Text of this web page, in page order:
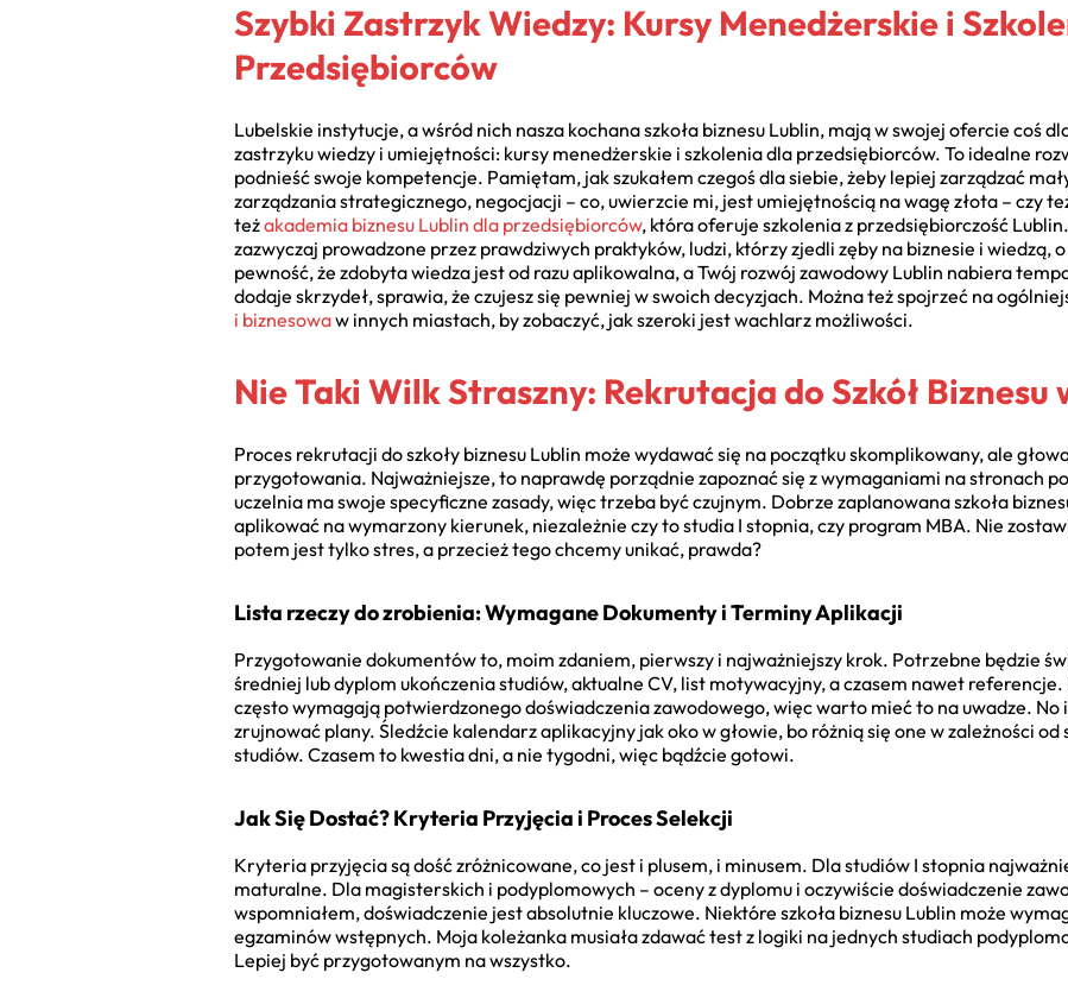
Szybki Zastrzyk Wiedzy: Kursy Menedżerskie i
Przedsiębiorców
Lubelskie instytucje, a wśród nich nasza kochana szkoła biznesu Lublin, mają w swojej ofercie coś
zastrzyku wiedzy i umiejętności: kursy menedżerskie i szkolenia dla przedsiębiorców. To idealne
podnieść swoje kompetencje. Pamiętam, jak szukałem czegoś dla siebie, żeby lepiej zarządzać
zarządzania strategicznego, negocjacji – co, uwierzcie mi, jest umiejętnością na wagę złota – czy
teżakademia biznesu Lublin dla przedsiębiorców, która oferuje szkolenia z przedsiębiorczość
zazwyczaj prowadzone przez prawdziwych praktyków, ludzi, którzy zjedli zęby na biznesie i wiedzą,
pewność, że zdobyta wiedza jest od razu aplikowalna, a Twój rozwój zawodowy Lublin nabiera
dodaje skrzydeł, sprawia, że czujesz się pewniej w swoich decyzjach. Można też spojrzeć na
i biznesowaw innych miastach, by zobaczyć, jak szeroki jest wachlarz możliwości.
Nie Taki Wilk Straszny: Rekrutacja do Szkół Biznesu
Proces rekrutacji do szkoły biznesu Lublin może wydawać się na początku skomplikowany, ale
przygotowania. Najważniejsze, to naprawdę porządnie zapoznać się z wymaganiami na stronach
uczelnia ma swoje specyficzne zasady, więc trzeba być czujnym. Dobrze zaplanowana szkoła
aplikować na wymarzony kierunek, niezależnie czy to studia I stopnia, czy program MBA. Nie
potem jest tylko stres, a przecież tego chcemy unikać, prawda?
Lista rzeczy do zrobienia: Wymagane Dokumenty i Terminy Aplikacji
Przygotowanie dokumentów to, moim zdaniem, pierwszy i najważniejszy krok. Potrzebne będzie
średniej lub dyplom ukończenia studiów, aktualne CV, list motywacyjny, a czasem nawet
często wymagają potwierdzonego doświadczenia zawodowego, więc warto mieć to na uwadze. No
zrujnować plany. Śledźcie kalendarz aplikacyjny jak oko w głowie, bo różnią się one w zależności od
studiów. Czasem to kwestia dni, a nie tygodni, więc bądźcie gotowi.
Jak Się Dostać? Kryteria Przyjęcia i Proces Selekcji
Kryteria przyjęcia są dość zróżnicowane, co jest i plusem, i minusem. Dla studiów I stopnia
maturalne. Dla magisterskich i podyplomowych – oceny z dyplomu i oczywiście doświadczenie
wspomniałem, doświadczenie jest absolutnie kluczowe. Niektóre szkoła biznesu Lublin może
egzaminów wstępnych. Moja koleżanka musiała zdawać test z logiki na jednych studiach
Lepiej być przygotowanym na wszystko.